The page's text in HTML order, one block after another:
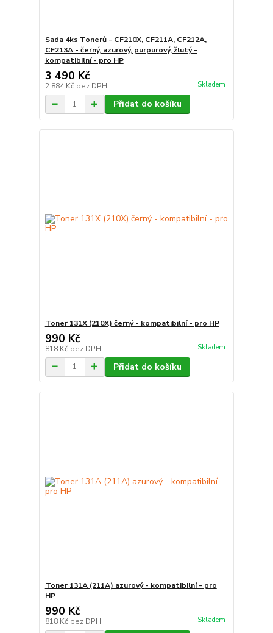
Sada 4ks Tonerů - CF210X, CF211A, CF212A,
CF213A - černý, azurový, purpurový, žlutý -
kompatibilní - pro HP
3 490 Kč
2 884 Kč bez DPH Skladem
Přidat do košíku
Toner 131X (210X) černý - kompatibilní - pro HP
990 Kč
818 Kč bez DPH Skladem
Přidat do košíku
Toner 131A (211A) azurový - kompatibilní - pro
HP
990 Kč
818 Kč bez DPH Skladem